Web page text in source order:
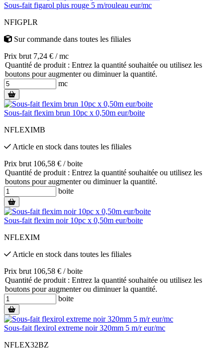
Sous-fait figarol plus rouge 5 m/rouleau eur/mc
NFIGPLR
Sur commande dans toutes les filiales
Prix brut 7,24 € / mc
Quantité de produit : Entrez la quantité souhaitée ou utilisez les
boutons pour augmenter ou diminuer la quantité.
mc
Sous-fait flexim brun 10pc x 0,50m eur/boite
NFLEXIMB
Article en stock dans toutes les filiales
Prix brut 106,58 € / boite
Quantité de produit : Entrez la quantité souhaitée ou utilisez les
boutons pour augmenter ou diminuer la quantité.
boite
Sous-fait flexim noir 10pc x 0,50m eur/boite
NFLEXIM
Article en stock dans toutes les filiales
Prix brut 106,58 € / boite
Quantité de produit : Entrez la quantité souhaitée ou utilisez les
boutons pour augmenter ou diminuer la quantité.
boite
Sous-fait flexirol extreme noir 320mm 5 m/r eur/mc
NFLEX32BZ